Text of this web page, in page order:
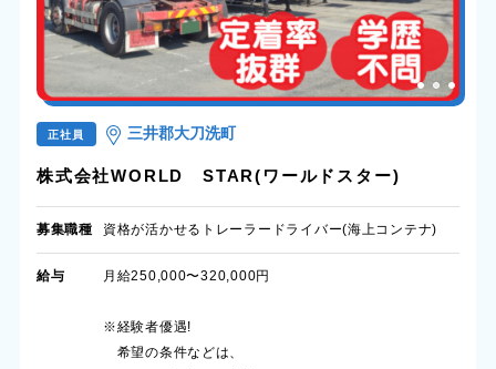
正社員 三井郡大刀洗町
株式会社WORLD STAR(ワールドスター)
募集職種 資格が活かせるトレーラードライバー(海上コンテナ)
給与 月給250,000〜320,000円
※経験者優遇!
希望の条件などは、